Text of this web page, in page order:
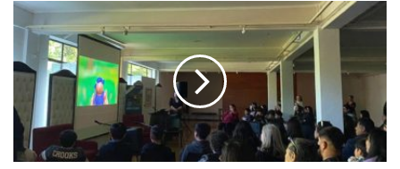
g
u
d
p
L
a
e
o
a